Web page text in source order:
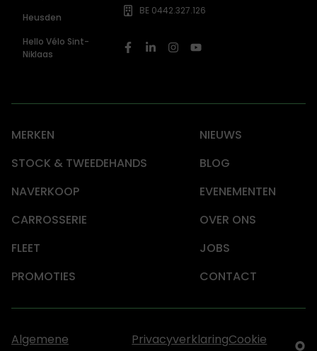
Heusden
Hello Vélo Sint-
Niklaas
BE 0442.327.126
MERKEN
NIEUWS
STOCK & TWEEDEHANDS
BLOG
NAVERKOOP
EVENEMENTEN
CARROSSERIE
OVER ONS
FLEET
JOBS
PROMOTIES
CONTACT
Algemene
PrivacyverklaringCookie